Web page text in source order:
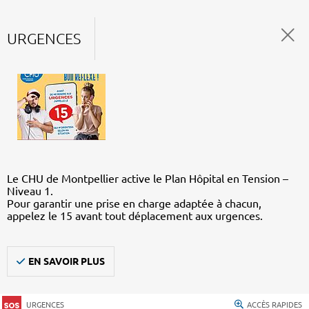
URGENCES
Le CHU de Montpellier active le Plan Hôpital en Tension –
Niveau 1.
Pour garantir une prise en charge adaptée à chacun,
appelez le 15 avant tout déplacement aux urgences.
EN SAVOIR PLUS
URGENCES ACCÈS RAPIDES